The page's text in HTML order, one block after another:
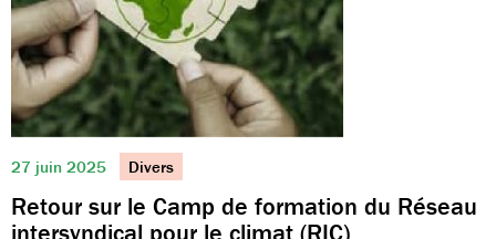
27 juin 2025 Divers
Retour sur le Camp de formation du Réseau
intersyndical pour le climat (RIC)